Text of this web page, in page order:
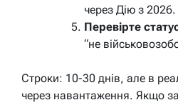
через Дію з 2026.
Перевірте
“не
Строки: 10-30 днів, але в
через навантаження. Якщо